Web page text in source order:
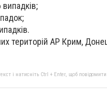
територій АР Крим,
і натисніть Ctrl + Enter, щоб